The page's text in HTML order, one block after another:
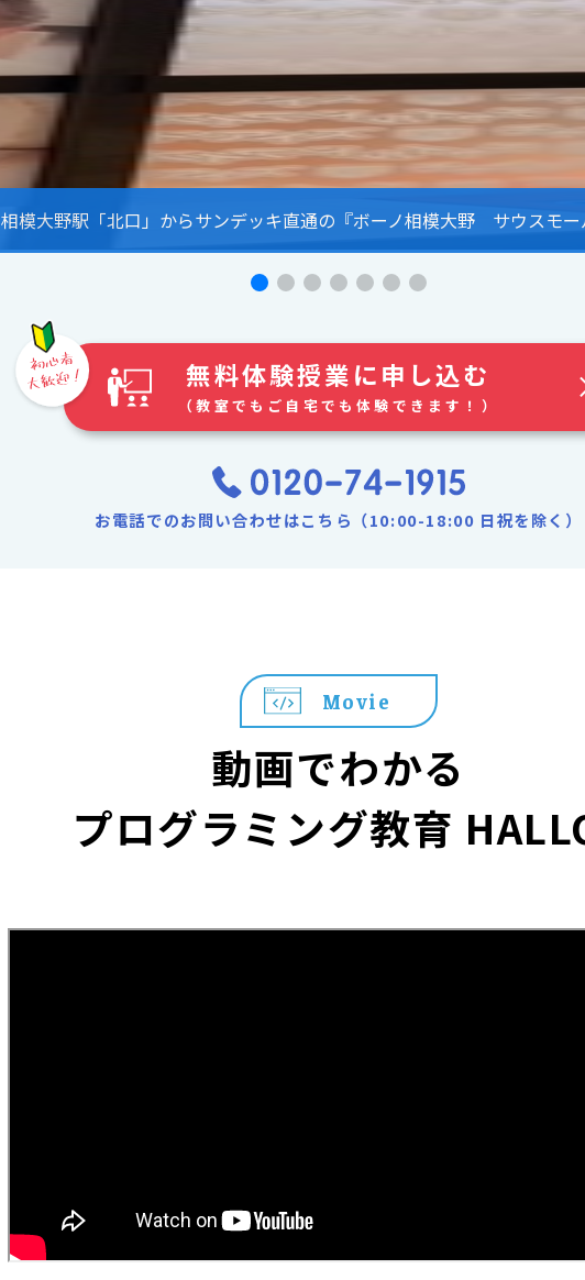
相模大野駅「北口」からサンデッキ直通の『ボーノ相模大野 サウスモー
無料体験授業に申し込む
（教室でもご自宅でも体験できます！）
お電話でのお問い合わせはこちら（10:00-18:00 日祝を除く）
Movie
動画でわかる
プログラミング教育